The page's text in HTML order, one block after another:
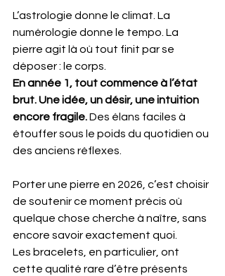
L’astrologie donne le climat. La
numérologie donne le tempo. La
pierre agit là où tout finit par se
déposer : le corps.
En année 1, tout commence à l’état
brut. Une idée, un désir, une intuition
encore fragile. Des élans faciles à
étouffer sous le poids du quotidien ou
des anciens réflexes.
Porter une pierre en 2026, c’est choisir
de soutenir ce moment précis où
quelque chose cherche à naître, sans
encore savoir exactement quoi.
Les bracelets, en particulier, ont
cette qualité rare d’être présents